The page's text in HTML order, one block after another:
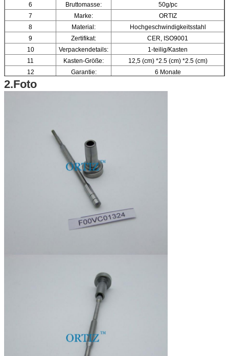
6
Bruttomasse:
50g/pc
7
Marke:
ORTIZ
8
Material:
Hochgeschwindigkeitsstahl
9
Zertifikat:
CER, ISO9001
10
Verpackendetails:
1-teilig/Kasten
11
Kasten-Größe:
12,5 (cm) *2.5 (cm) *2.5 (cm)
12
Garantie: 6 Monate
2.Foto